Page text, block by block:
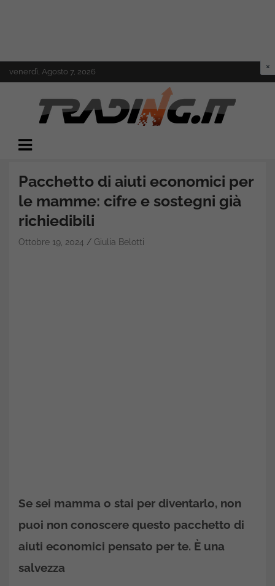
to
venerdì, Agosto 7, 2026
Trading.it
Pacchetto di aiuti economici per
le mamme: cifre e sostegni già
richiedibili
Ottobre 19, 2024 Giulia Belotti
Se sei mamma o stai per diventarlo, non
puoi non conoscere questo pacchetto di
aiuti economici pensato per te. È una
salvezza